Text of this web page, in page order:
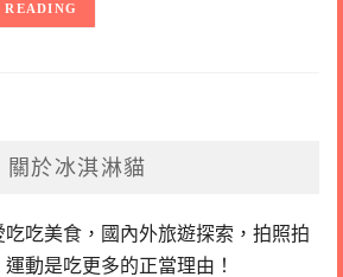
READING
關於冰淇淋貓
吃吃美食，國內外旅遊探索，拍照拍
運動是吃更多的正當理由！